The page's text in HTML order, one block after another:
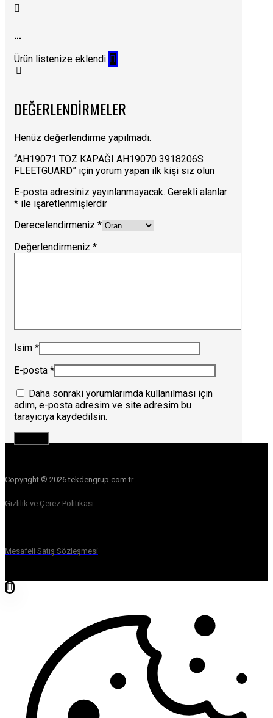
...
Ürün listenize eklendi.
DEĞERLENDIRMELER
Henüz değerlendirme yapılmadı.
“AH19071 TOZ KAPAĞI AH19070 3918206S
FLEETGUARD” için yorum yapan ilk kişi siz olun
E-posta adresiniz yayınlanmayacak. Gerekli alanlar
* ile işaretlenmişlerdir
Derecelendirmeniz *
Değerlendirmeniz *
İsim *
E-posta *
Daha sonraki yorumlarımda kullanılması için
adım, e-posta adresim ve site adresim bu
tarayıcıya kaydedilsin.
Copyright © 2026 tekdengrup.com.tr
Gizlilik ve Çerez Politikası
Mesafeli Satış Sözleşmesi